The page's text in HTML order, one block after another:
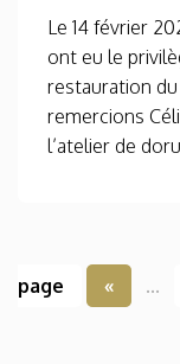
Le 14 février
ont eu le
restauration
remercions
l’atelier de
page
« ...